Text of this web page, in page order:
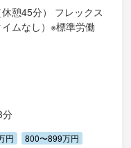
憩45分） フレックス
ムなし）※標準労働
分
円
800〜899万円